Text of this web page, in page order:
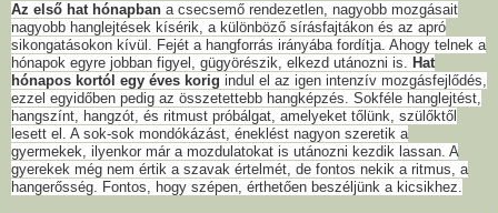
Az első hat hónapban a csecsemő rendezetlen, nagyobb mozgásait
nagyobb hanglejtések kísérik, a különböző sírásfajtákon és az apró
sikongatásokon kívül. Fejét a hangforrás irányába fordítja. Ahogy telnek a
hónapok egyre jobban figyel, gügyörészik, elkezd utánozni is. Hat
hónapos kortól egy éves korig indul el az igen intenzív mozgásfejlődés,
ezzel egyidőben pedig az összetettebb hangképzés. Sokféle hanglejtést,
hangszínt, hangzót, és ritmust próbálgat, amelyeket tőlünk, szülőktől
lesett el. A sok-sok mondókázást, éneklést nagyon szeretik a
gyermekek, ilyenkor már a mozdulatokat is utánozni kezdik lassan. A
gyerekek még nem értik a szavak értelmét, de fontos nekik a ritmus, a
hangerősség. Fontos, hogy szépen, érthetően beszéljünk a kicsikhez.